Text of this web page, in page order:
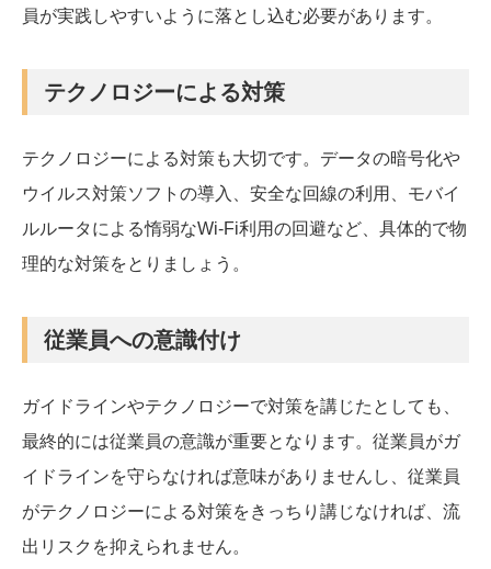
員が実践しやすいように落とし込む必要があります。
テクノロジーによる対策
テクノロジーによる対策も大切です。データの暗号化や
ウイルス対策ソフトの導入、安全な回線の利用、モバイ
ルルータによる惰弱なWi-Fi利用の回避など、具体的で物
理的な対策をとりましょう。
従業員への意識付け
ガイドラインやテクノロジーで対策を講じたとしても、
最終的には従業員の意識が重要となります。従業員がガ
イドラインを守らなければ意味がありませんし、従業員
がテクノロジーによる対策をきっちり講じなければ、流
出リスクを抑えられません。